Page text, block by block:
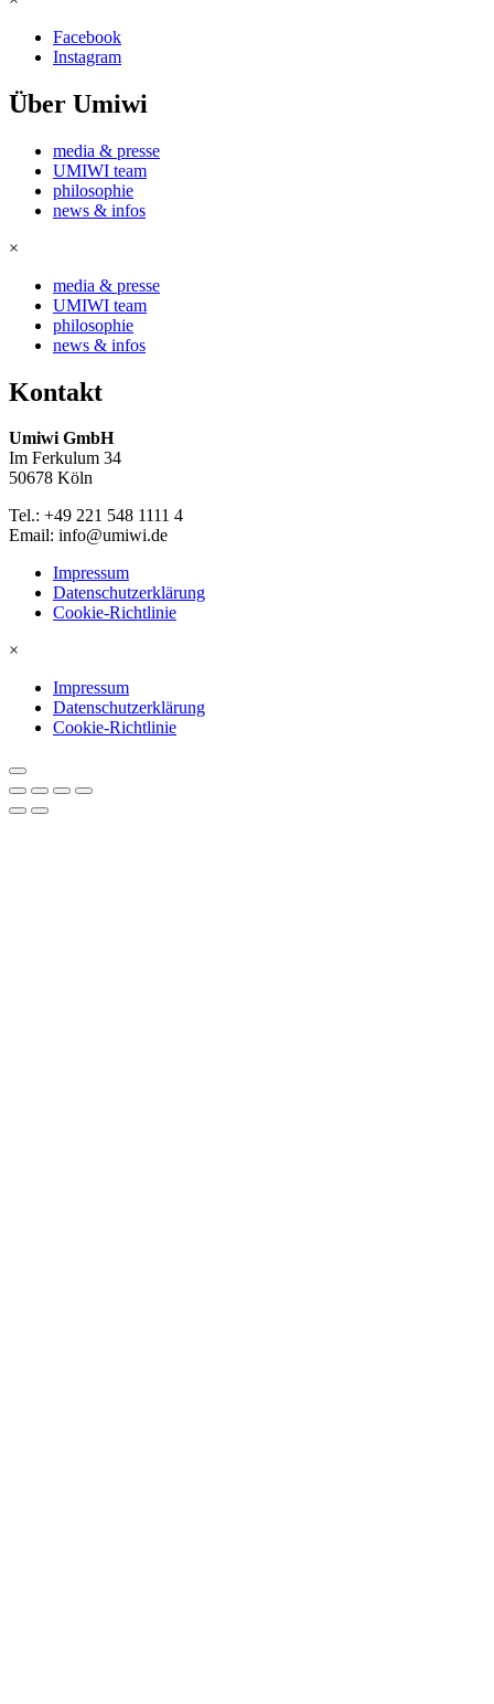
Facebook
Instagram
Über Umiwi
media & presse
UMIWI team
philosophie
news & infos
×
media & presse
UMIWI team
philosophie
news & infos
Kontakt
Umiwi GmbH
Im Ferkulum 34
50678 Köln
Tel.: +49 221 548 1111 4
Email: info@umiwi.de
Impressum
Datenschutzerklärung
Cookie-Richtlinie
×
Impressum
Datenschutzerklärung
Cookie-Richtlinie